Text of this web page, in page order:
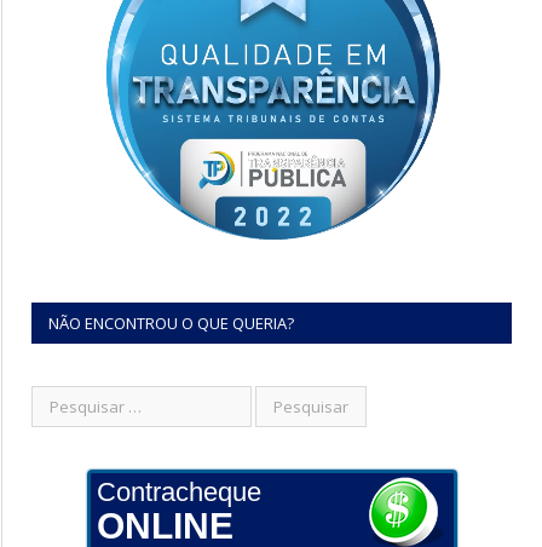
NÃO ENCONTROU O QUE QUERIA?
Contracheque
ONLINE